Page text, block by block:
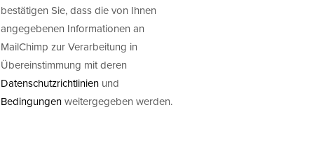
bestätigen Sie, dass die von Ihnen
angegebenen Informationen an
MailChimp zur Verarbeitung in
Übereinstimmung mit deren
Datenschutzrichtlinien und
Bedingungenweitergegeben werden.